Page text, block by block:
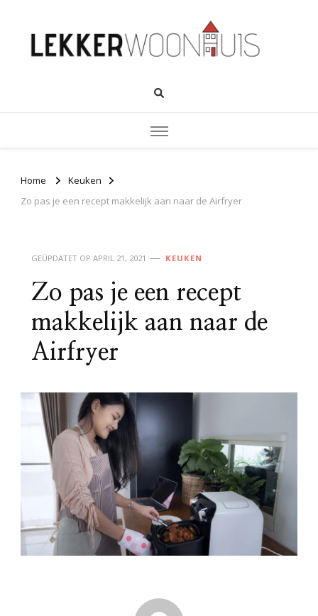
Home
Keuken
Zo pas je een recept makkelijk aan naar de Airfryer
GEÜPDATET OP APRIL 21, 2021 KEUKEN
Zo pas je een recept
makkelijk aan naar de
Airfryer